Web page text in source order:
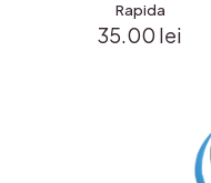
Rapida
35.00 lei